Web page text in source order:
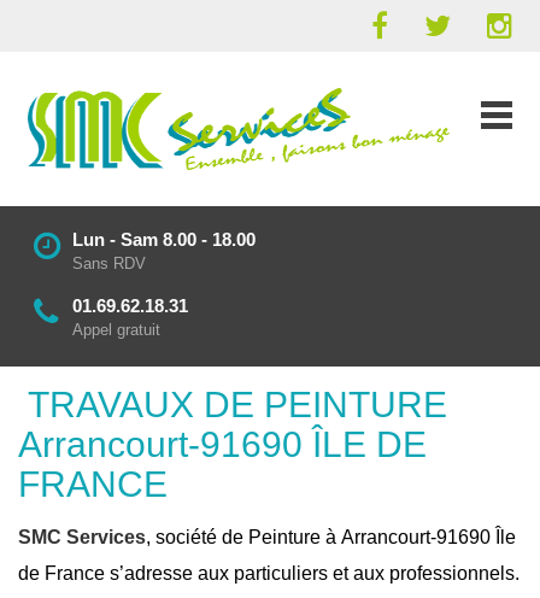
Lun - Sam 8.00 - 18.00
Sans RDV
01.69.62.18.31
Appel gratuit
TRAVAUX DE PEINTURE
Arrancourt-91690 ÎLE DE
FRANCE
SMC Services, société de Peinture à Arrancourt-91690 Île
de France s’adresse aux particuliers et aux professionnels.